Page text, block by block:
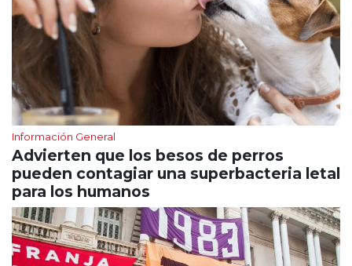
Información General
Advierten que los besos de perros
pueden contagiar una superbacteria letal
para los humanos